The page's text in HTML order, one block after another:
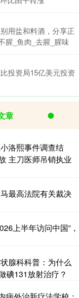
用盐和料酒，分享正
腥_鱼肉_去腥_腥味
投资局15亿美元投资
章
洛熙事件调查结
主刀医师吊销执业
最高法院有关裁决
上半年访问中国”，
腺科科普：为什么
碘131放射治疗？